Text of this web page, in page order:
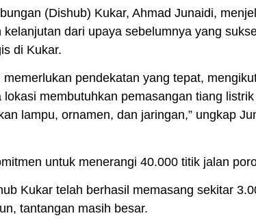
(Dishub) Kukar, Ahmad Junaidi,
kelanjutan dari upaya sebelumnya yang
di Kukar.
memerlukan pendekatan yang tepat,
membutuhkan pemasangan tiang
lampu, ornamen, dan jaringan,” ungkap
untuk menerangi 40.000 titik jalan
Kukar telah berhasil memasang sekitar
tantangan masih besar.